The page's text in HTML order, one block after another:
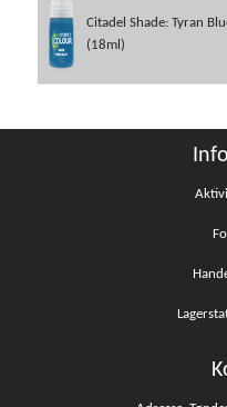
Citadel Shade: Tyran
(18ml)